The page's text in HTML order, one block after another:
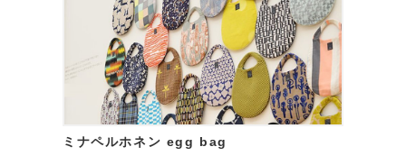
ミナペルホネン egg bag